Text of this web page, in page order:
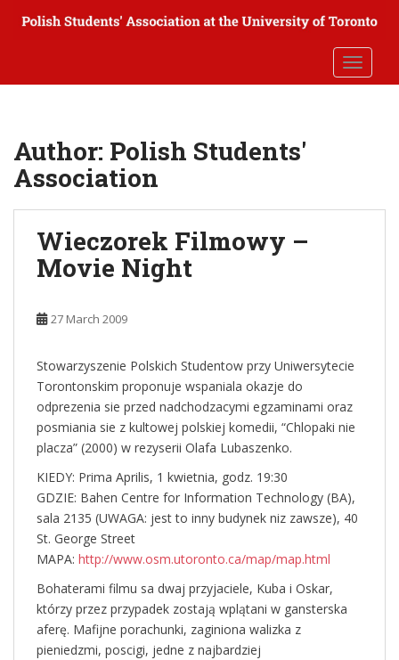
Author: Polish Students'
Association
Wieczorek Filmowy –
Movie Night
27 March 2009
Stowarzyszenie Polskich Studentow przy Uniwersytecie
Torontonskim proponuje wspaniala okazje do
odprezenia sie przed nadchodzacymi egzaminami oraz
posmiania sie z kultowej polskiej komedii, “Chlopaki nie
placza” (2000) w rezyserii Olafa Lubaszenko.
KIEDY: Prima Aprilis, 1 kwietnia, godz. 19:30
GDZIE: Bahen Centre for Information Technology (BA),
sala 2135 (UWAGA: jest to inny budynek niz zawsze), 40
St. George Street
MAPA: http://www.osm.utoronto.ca/map/map.html
Bohaterami filmu sa dwaj przyjaciele, Kuba i Oskar,
którzy przez przypadek zostają wplątani w gansterska
aferę. Mafijne porachunki, zaginiona walizka z
pieniedzmi, poscigi, jedne z najbardziej